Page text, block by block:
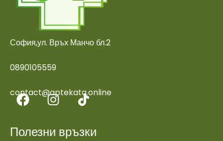
София,ул. Връх Манчо бл.2
0890105559
contact@aptekata.online
Полезни връзки